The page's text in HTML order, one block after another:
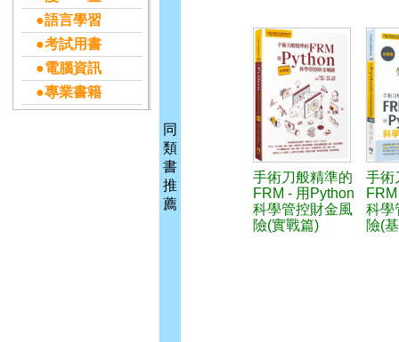
●語言學習
●考試用書
●電腦資訊
●專業書籍
同
類
書
推
薦
手術刀般精準的
FRM - 用Python
科學管控財金風
險(實戰篇)
手術
科學
險(